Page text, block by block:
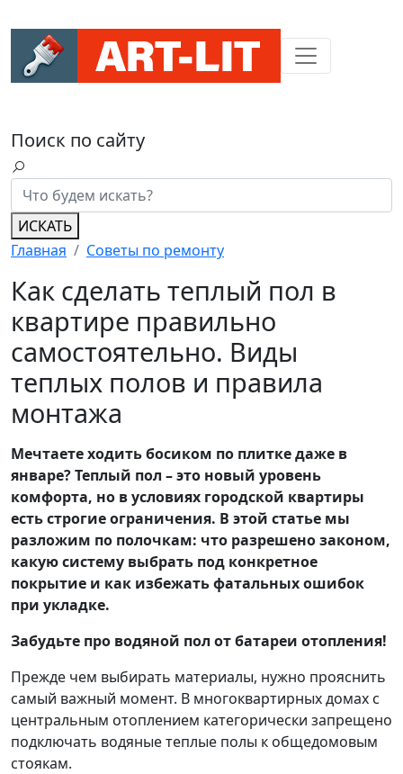
Поиск по сайту
ИСКАТЬ
Главная
Советы по ремонту
Как сделать теплый пол в
квартире правильно
самостоятельно. Виды
теплых полов и правила
монтажа
Мечтаете ходить босиком по плитке даже в
январе? Теплый пол – это новый уровень
комфорта, но в условиях городской квартиры
есть строгие ограничения. В этой статье мы
разложим по полочкам: что разрешено законом,
какую систему выбрать под конкретное
покрытие и как избежать фатальных ошибок
при укладке.
Забудьте про водяной пол от батареи отопления!
Прежде чем выбирать материалы, нужно прояснить
самый важный момент. В многоквартирных домах с
центральным отоплением категорически запрещено
подключать водяные теплые полы к общедомовым
стоякам.